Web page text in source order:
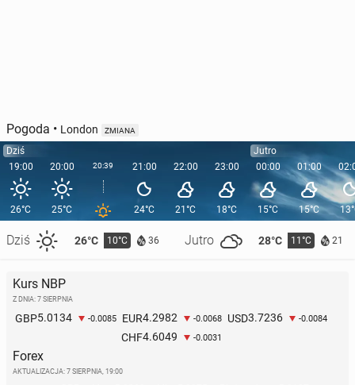
Pogoda • London ZMIANA
Dziś
19:00
26°C
Dziś 26°C 10°C 36 Jutro 28°C 11°C 21
20:00
25°C
20:39 21:00
24°C
22:00
21°C
23:00
18°C
Jutro
00:00
15°C
01:00
15°C
Kurs NBP
Z DNIA: 7 SIERPNIA
GBP5.0134 -0.0085 EUR4.2982 -0.0068 USD3.7236 -0.0084
CHF4.6049 -0.0031
Forex
AKTUALIZACJA: 7 SIERPNIA, 19:00